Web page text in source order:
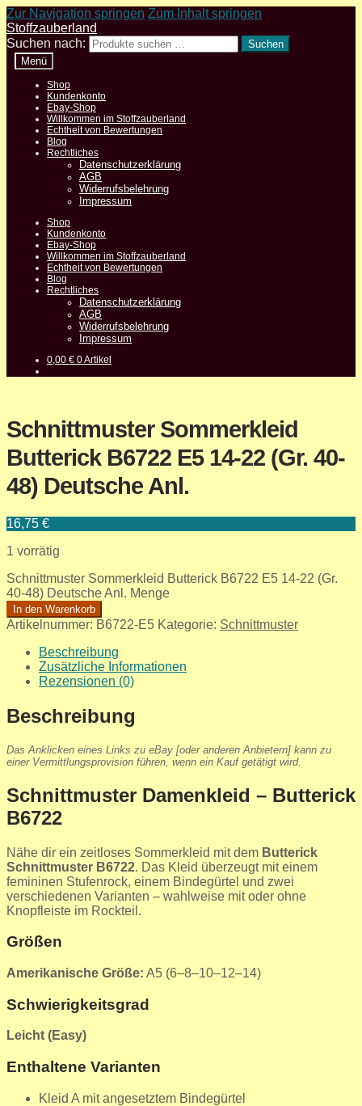
Zur Navigation springen Zum Inhalt springen
Stoffzauberland
Suchen nach:
Suchen
Menü
Shop
Kundenkonto
Ebay-Shop
Willkommen im Stoffzauberland
Echtheit von Bewertungen
Blog
Rechtliches
Datenschutzerklärung
AGB
Widerrufsbelehrung
Impressum
Shop
Kundenkonto
Ebay-Shop
Willkommen im Stoffzauberland
Echtheit von Bewertungen
Blog
Rechtliches
Datenschutzerklärung
AGB
Widerrufsbelehrung
Impressum
0,00€ 0 Artikel
Schnittmuster Sommerkleid
Butterick B6722 E5 14-22 (Gr. 40-
48) Deutsche Anl.
16,75 €
1 vorrätig
Schnittmuster Sommerkleid Butterick B6722 E5 14-22 (Gr.
40-48) Deutsche Anl. Menge
In den Warenkorb
Artikelnummer: B6722-E5 Kategorie: Schnittmuster
Beschreibung
Zusätzliche Informationen
Rezensionen (0)
Beschreibung
Das Anklicken eines Links zu eBay [oder anderen Anbietern] kann zu
einer Vermittlungsprovision führen, wenn ein Kauf getätigt wird.
Schnittmuster Damenkleid – Butterick
B6722
Nähe dir ein zeitloses Sommerkleid mit dem Butterick
Schnittmuster B6722. Das Kleid überzeugt mit einem
femininen Stufenrock, einem Bindegürtel und zwei
verschiedenen Varianten – wahlweise mit oder ohne
Knopfleiste im Rockteil.
Größen
Amerikanische Größe: A5 (6–8–10–12–14)
Schwierigkeitsgrad
Leicht (Easy)
Enthaltene Varianten
Kleid A mit angesetztem Bindegürtel